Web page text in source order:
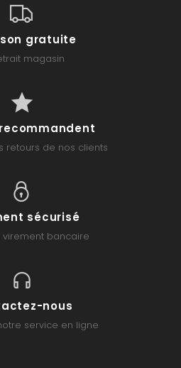
gratuite
magasin
retours de nos clients
sécurisé
virement bancaire
nous
service en ligne